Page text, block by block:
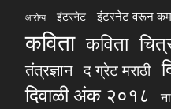
आरोग्य इंटरनेट इंटरनेट वरून
कविता कविता
तंत्रज्ञान द ग्रेट मराठी
दिवाळी अंक २०१८